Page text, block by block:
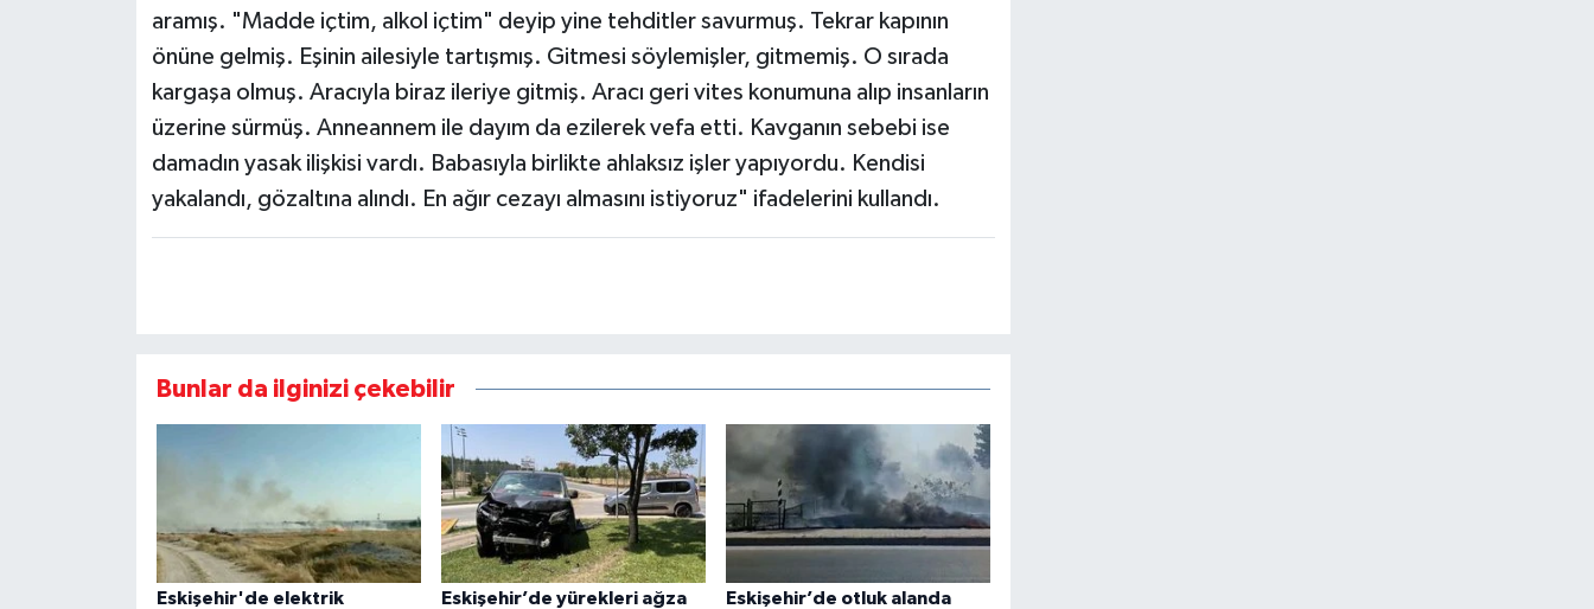
aramış. "Madde içtim, alkol içtim" deyip yine tehditler savurmuş. Tekrar kapının
önüne gelmiş. Eşinin ailesiyle tartışmış. Gitmesi söylemişler, gitmemiş. O sırada
kargaşa olmuş. Aracıyla biraz ileriye gitmiş. Aracı geri vites konumuna alıp insanların
üzerine sürmüş. Anneannem ile dayım da ezilerek vefa etti. Kavganın sebebi ise
damadın yasak ilişkisi vardı. Babasıyla birlikte ahlaksız işler yapıyordu. Kendisi
yakalandı, gözaltına alındı. En ağır cezayı almasını istiyoruz" ifadelerini kullandı.
Bunlar da ilginizi çekebilir
Eskişehir'de elektrik
Eskişehir’de yürekleri ağza
Eskişehir’de otluk alanda